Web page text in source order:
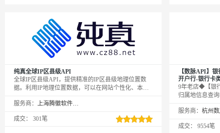
纯真全球IP区县级API
全球IP区县级API，提供精准的IP区县级地理位置数
据。利用IP地理位置数据，可以在网站个性化、本地
2005年，专注于为广大开发者和企业提供全方位的IP
服务商： 上海腾徽软件科技有限公司
成交： 301笔
【数脉API】
开户行-银行卡
9年老店◆【银
归属地信息查
包括卡名称、
连官方数据，
服务商：
成交： 9554笔